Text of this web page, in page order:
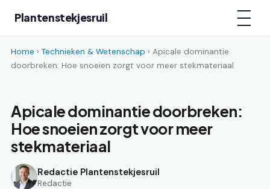
Plantenstekjesruil
Home › Technieken & Wetenschap › Apicale dominantie
doorbreken: Hoe snoeien zorgt voor meer stekmateriaal
Apicale dominantie doorbreken:
Hoe snoeien zorgt voor meer
stekmateriaal
Redactie Plantenstekjesruil
Redactie